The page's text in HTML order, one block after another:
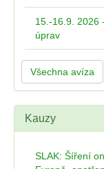
15.-16.9. 2026
úprav
Všechna avíza
Kauzy
SLAK: Šíření